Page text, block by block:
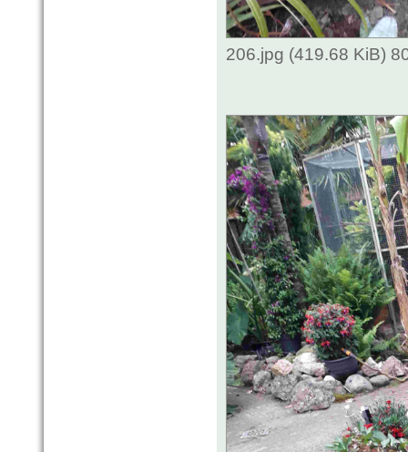
206.jpg (419.68 KiB)